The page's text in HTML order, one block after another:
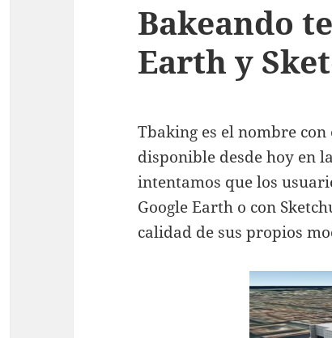
Bakeando
Earth y
Tbaking es el nombre
disponible desde hoy en
intentamos que los
Google Earth o con
calidad de sus propios